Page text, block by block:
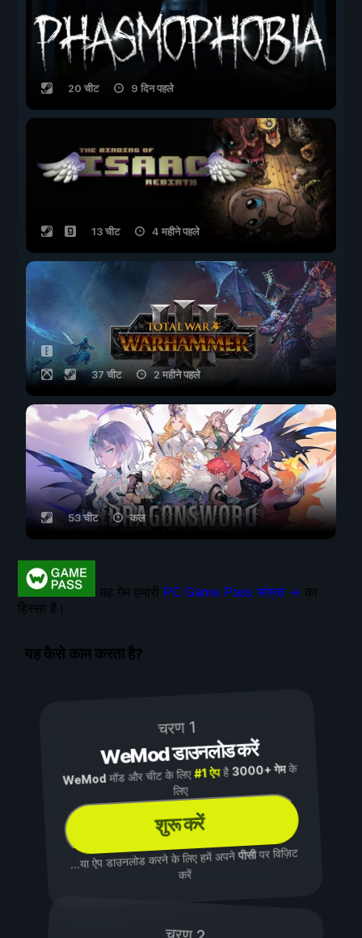
20 चीट 9 दिन पहले
13 चीट 4 महीने पहले
37 चीट 2 महीने पहले
53 चीट कल
यह गेम हमारी PC Game Pass संग्रह → का
हिस्सा है।
यह कैसे काम करता है?
चरण 1
WeMod डाउनलोड करें
WeMod मॉड और चीट के लिए#1 ऐपहै3000+ गेमके
लिए
शुरू करें
...या ऐप डाउनलोड करने के लिए हमें अपनेपीसीपर विज़िट
करें